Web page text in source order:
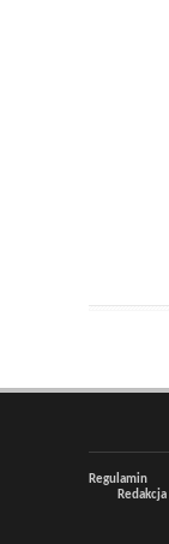
Regulamin
Redakcja